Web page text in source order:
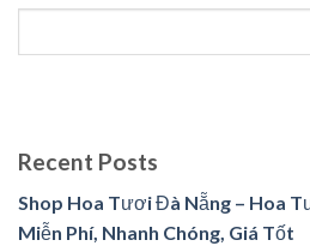
Recent Posts
Shop Hoa Tươi Đà Nẵng – Hoa
Miễn Phí, Nhanh Chóng, Giá Tốt